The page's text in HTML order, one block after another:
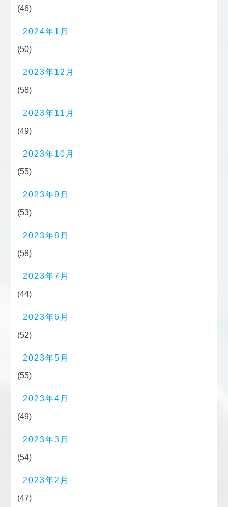
(46)
2024年1月
(50)
2023年12月
(58)
2023年11月
(49)
2023年10月
(55)
2023年9月
(53)
2023年8月
(58)
2023年7月
(44)
2023年6月
(52)
2023年5月
(55)
2023年4月
(49)
2023年3月
(54)
2023年2月
(47)